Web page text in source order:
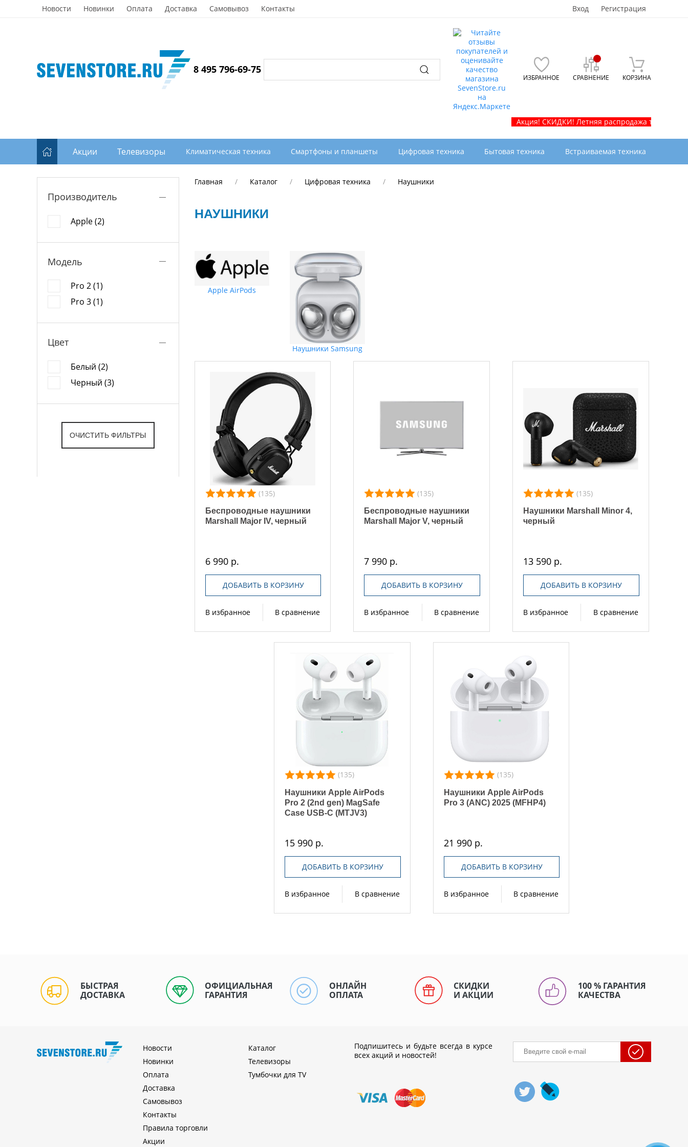
Новости Новинки Оплата Доставка Самовывоз Контакты Вход Регистрация
8 495 796-69-75
ИЗБРАННОЕ СРАВНЕНИЕ КОРЗИНА
Акция! СКИДКИ! Летняя распродажа телевизоров и
Акции Телевизоры Климатическая техника Смартфоны и планшеты Цифровая техника Бытовая техника Встраиваемая техника
Производитель
Apple (2)
Модель
Pro 2 (1)
Pro 3 (1)
Цвет
Белый (2)
Черный (3)
Главная Каталог Цифровая техника Наушники
НАУШНИКИ
Apple AirPods
Наушники Samsung
(135)
Беспроводные наушники
Marshall Major IV, черный
6 990 р.
ДОБАВИТЬ В КОРЗИНУ
В избранное В сравнение
(135)
Беспроводные наушники
Marshall Major V, черный
7 990 р.
ДОБАВИТЬ В КОРЗИНУ
В избранное В сравнение
(135)
Наушники Marshall Minor 4,
черный
13 590 р.
ДОБАВИТЬ В КОРЗИНУ
В избранное В сравнение
(135)
Наушники Apple AirPods
Pro 2 (2nd gen) MagSafe
Case USB-C (MTJV3)
15 990 р.
ДОБАВИТЬ В КОРЗИНУ
В избранное В сравнение
(135)
Наушники Apple AirPods
Pro 3 (ANC) 2025 (MFHP4)
21 990 р.
ДОБАВИТЬ В КОРЗИНУ
В избранное В сравнение
БЫСТРАЯ
ДОСТАВКА
ОФИЦИАЛЬНАЯ
ГАРАНТИЯ
ОНЛАЙН
ОПЛАТА
СКИДКИ
И АКЦИИ
100 % ГАРАНТИЯ
КАЧЕСТВА
Новости
Новинки
Оплата
Доставка
Самовывоз
Контакты
Правила торговли
Акции
Каталог
Телевизоры
Тумбочки для TV
Подпишитесь и будьте всегда в курсе
всех акций и новостей!